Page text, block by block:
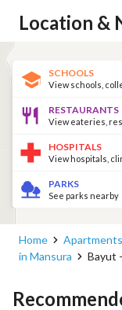
Location &
SCHOOLS
View schools,
RESTAURANTS
View eateries,
HOSPITALS
View hospitals,
PARKS
See parks nearby
Home Apartments
in Mansura
Bayut